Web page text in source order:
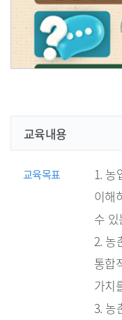
귀농귀촌 100문
교육내용
교육목표
1. 농
이해
수
2. 농
통합
가치
3. 농